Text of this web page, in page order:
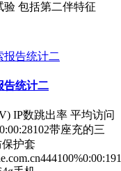
包括第二伴特征
告统计二
IP数跳出率 平均访问
带座充的三
保护套